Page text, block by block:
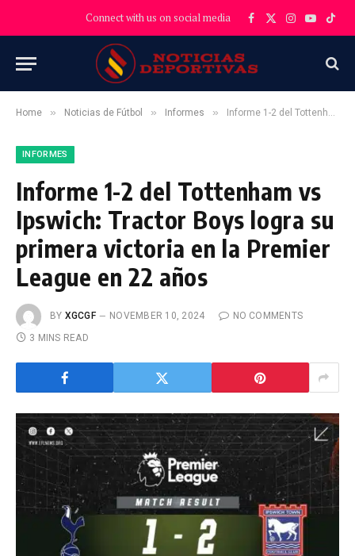
Connect with us on social media Facebook
X
Instagram
YouTube
Home » Noticias de Fútbol » Informes » Informe 1-2 del Tottenham vs Ipswich: Tractor Boys logra su primera victoria en la Premier League en 22 años
INFORMES
Informe 1-2 del Tottenham vs
Ipswich: Tractor Boys logra su
primera victoria en la Premier
League en 22 años
BY XGCGF NOVEMBER 10, 2024
NO COMMENTS
3 MINS READ